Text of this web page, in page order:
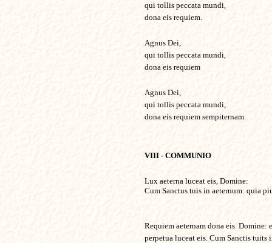
qui tollis peccata mundi,
dona eis requiem.
Agnus Dei,
qui tollis peccata mundi,
dona eis requiem
Agnus Dei,
qui tollis peccata mundi,
dona eis requiem sempiternam.
VIII - COMMUNIO
Lux aeterna luceat eis, Domine:
Cum Sanctus tuis in aeternum: quia
Requiem aeternam dona eis. Domine:
perpetua luceat eis. Cum Sanctis tuits